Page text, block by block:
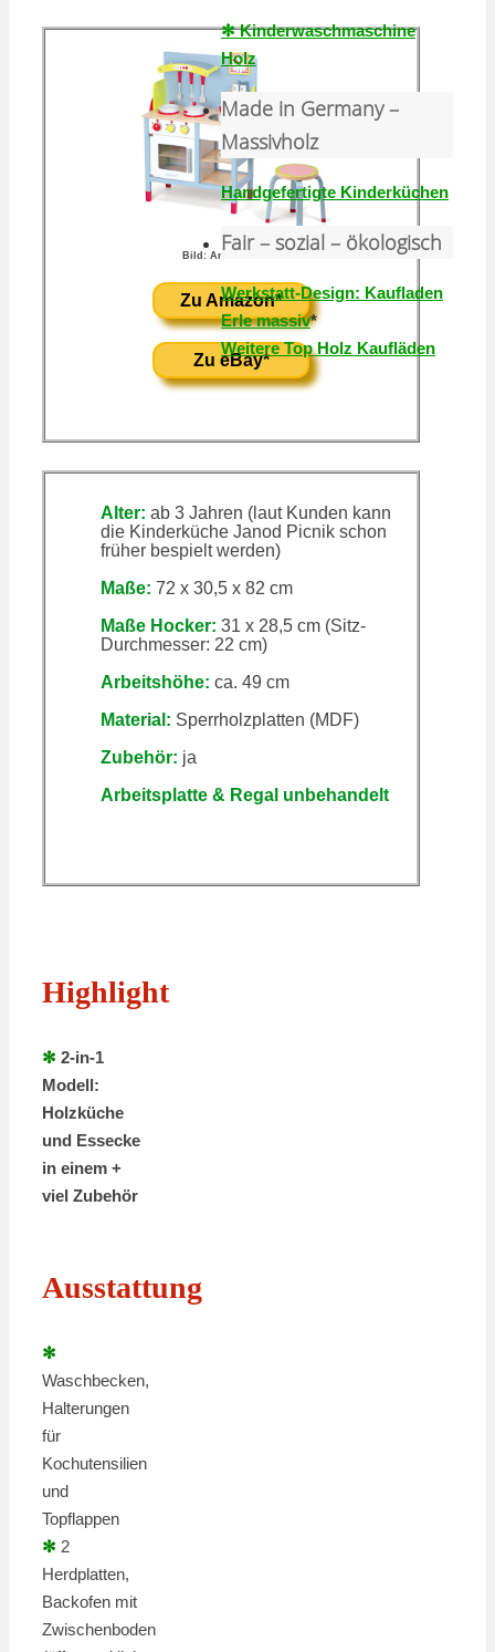
Bild: Amazon-Link*
Zu Amazon*
Zu eBay*
Alter: ab 3 Jahren (laut Kunden kann
die Kinderküche Janod Picnik schon
früher bespielt werden)
Maße: 72 x 30,5 x 82 cm
Maße Hocker: 31 x 28,5 cm (Sitz-
Durchmesser: 22 cm)
Arbeitshöhe: ca. 49 cm
Material: Sperrholzplatten (MDF)
Zubehör: ja
Arbeitsplatte & Regal unbehandelt
Highlight
✻ 2-in-1
Modell:
Holzküche
und Essecke
in einem +
viel Zubehör
Ausstattung
✻
Waschbecken,
Halterungen
für
Kochutensilien
und
Topflappen
✻ 2
Herdplatten,
Backofen mit
Zwischenboden
✻ Kinderwaschmaschine
Holz
Made in Germany –
Massivholz
Handgefertigte Kinderküchen
Fair – sozial – ökologisch
Werkstatt-Design: Kaufladen
Erle massiv*
Weitere Top Holz Kaufläden